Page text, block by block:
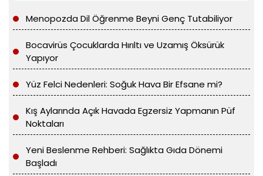
Menopozda Dil Öğrenme Beyni Genç Tutabiliyor
Bocavirüs Çocuklarda Hırıltı ve Uzamış Öksürük
Yapıyor
Yüz Felci Nedenleri: Soğuk Hava Bir Efsane mi?
Kış Aylarında Açık Havada Egzersiz Yapmanın Püf
Noktaları
Yeni Beslenme Rehberi: Sağlıkta Gıda Dönemi
Başladı